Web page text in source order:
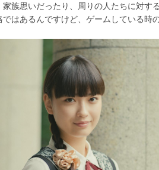
族思いだったり、周りの人たちに対
ではあるんですけど、ゲームしている時